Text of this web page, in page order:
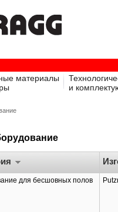
материалы
и
для бесшовных полов